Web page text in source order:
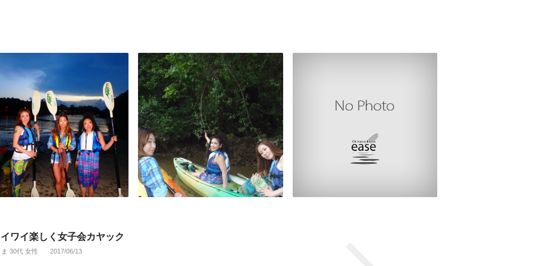
ワイ楽しく女子会カヤック
30代 女性 2017/06/13